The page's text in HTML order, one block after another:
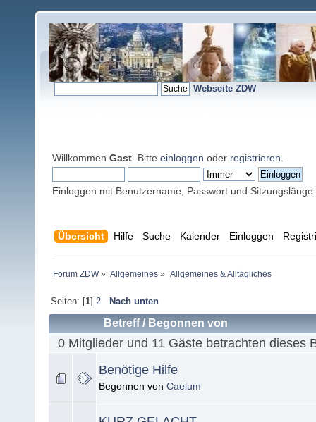
Webseite ZDW
Willkommen Gast . Bitte einloggen oder registrieren
Einloggen mit Benutzername, Passwort und Sitzungslänge
Übersicht Hilfe Suche Kalender Einloggen
Forum ZDW» Allgemeines » Allgemeines & Alltägliches
Seiten: [1] 2 Nach unten
Betreff/ Begonnen von
0 Mitglieder und 11 Gäste betrachten dieses
Benötige Hilfe
Begonnen von Caelum